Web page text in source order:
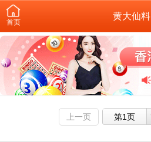
首页
黄大仙料
上一页 第1页